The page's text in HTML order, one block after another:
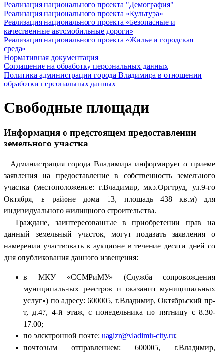
Реализация национального проекта "Демография"
Реализация национального проекта «Культура»
Реализация национального проекта «Безопасные и
качественные автомобильные дороги»
Реализация национального проекта «Жилье и городская
среда»
Нормативная документация
Соглашение на обработку персональных данных
Политика администрации города Владимира в отношении
обработки персональных данных
Свободные площади
Информация о предстоящем предоставлении
земельного участка
Администрация города Владимира информирует о приеме
заявления на предоставление в собственность земельного
участка (местоположение: г.Владимир, мкр.Оргтруд, ул.9-го
Октября, в районе дома 13, площадь 438 кв.м) для
индивидуального жилищного строительства.
Граждане, заинтересованные в приобретении прав на
данный земельный участок, могут подавать заявления о
намерении участвовать в аукционе в течение десяти дней со
дня опубликования данного извещения:
в МКУ «ССМРиМУ» (Служба сопровождения
муниципальных реестров и оказания муниципальных
услуг») по адресу: 600005, г.Владимир, Октябрьский пр-
т, д.47, 4-й этаж, с понедельника по пятницу с 8.30-
17.00;
по электронной почте: uagizr@vladimir-city.ru;
почтовым отправлением: 600005, г.Владимир,